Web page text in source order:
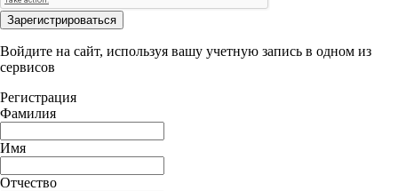
Зарегистрироваться
Войдите на сайт, используя вашу учетную запись в одном из
сервисов
Регистрация
Фамилия
Имя
Отчество